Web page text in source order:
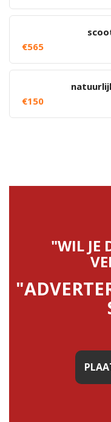
€565
€150
"WIL JE